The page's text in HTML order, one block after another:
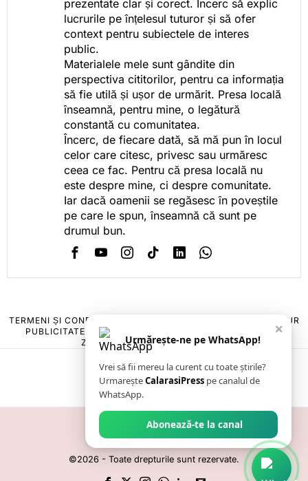
prezentate clar și corect. Încerc să explic
lucrurile pe înțelesul tuturor și să ofer
context pentru subiectele de interes
public.
Materialele mele sunt gândite din
perspectiva cititorilor, pentru ca informația
să fie utilă și ușor de urmărit. Presa locală
înseamnă, pentru mine, o legătură
constantă cu comunitatea.
Încerc, de fiecare dată, să mă pun în locul
celor care citesc, privesc sau urmăresc
ceea ce fac. Pentru că presa locală nu
este despre mine, ci despre comunitate.
Iar dacă oamenii se regăsesc în poveștile
pe care le spun, înseamnă că sunt pe
drumul bun.
TERMENI ȘI CONDIȚII
POLITICA DE ANULARE & RETUR
PUBLICITATE ONLINE & TIPĂRITĂ
CONTACT
ZIARUL ANUNȚUL CĂLĂRĂȘEAN
©2026 - Toate drepturile sunt rezervate.
×
Urmărește-ne pe WhatsApp!
Vrei să fii mereu la curent cu toate știrile?
UrmareșteCalarasiPress pe canalul de
WhatsApp.
Abonează-te la canal